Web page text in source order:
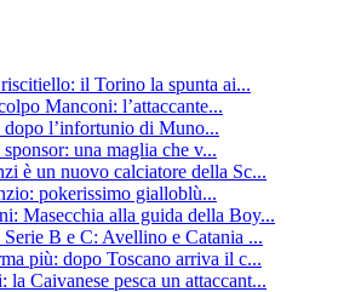
il Torino la spunta ai...
Manconi: l’attaccante...
l’infortunio di Muno...
una maglia che v...
è un nuovo calciatore della Sc...
pokerissimo gialloblù...
Masecchia alla guida della Boy...
Serie B e C: Avellino e Catania ...
più: dopo Toscano arriva il c...
Caivanese pesca un attaccant...